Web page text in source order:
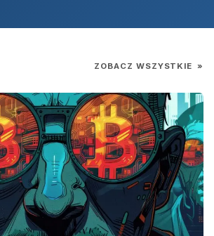
ZOBACZ WSZYSTKIE »